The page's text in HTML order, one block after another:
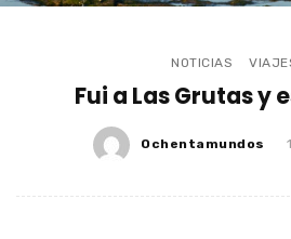
NOTICIAS
Fui a Las Grutas y
Ochentamundos